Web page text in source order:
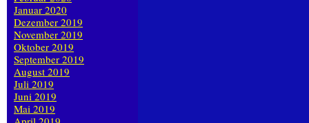
Januar 2020
Dezember 2019
November 2019
Oktober 2019
September 2019
August 2019
Juli 2019
Juni 2019
Mai 2019